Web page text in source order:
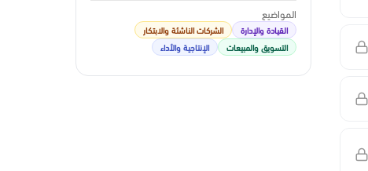
المواضيع
القيادة والإدارة
الشركات الناشئة والابتكار
التسويق والمبيعات
الإنتاجية والأداء